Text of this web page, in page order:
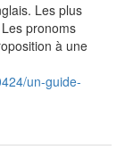
Les plus
pronoms
à une
un-guide-